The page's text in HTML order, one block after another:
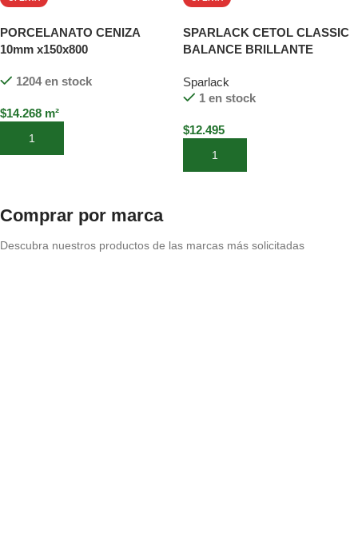
PORCELANATO CENIZA
10mm x150x800
1204 en stock
$14.268 m²
Añadir al carrito
SPARLACK CETOL CLASSIC
BALANCE BRILLANTE
Sparlack
1 en stock
$12.495
Añadir al carrito
Comprar por marca
Descubra nuestros productos de las marcas más solicitadas